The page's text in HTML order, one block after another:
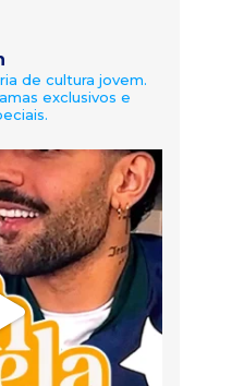
de cultura jovem.
exclusivos e